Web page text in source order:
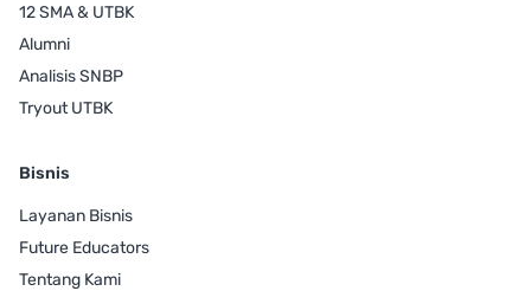
12 SMA & UTBK
Alumni
Analisis SNBP
Tryout UTBK
Bisnis
Layanan Bisnis
Future Educators
Tentang Kami